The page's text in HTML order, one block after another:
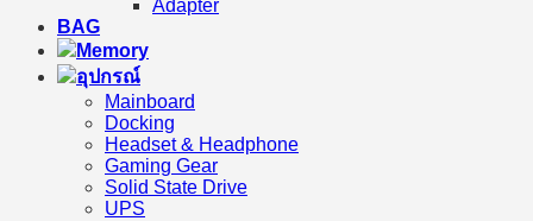
Adapter
BAG
Memory
อุปกรณ์
Mainboard
Docking
Headset & Headphone
Gaming Gear
Solid State Drive
UPS